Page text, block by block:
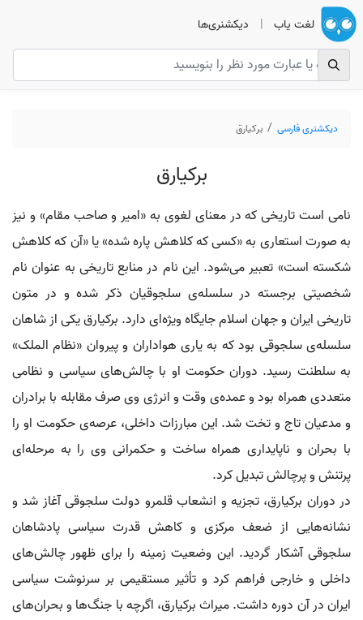
لغت یاب | دیکشنری‌ها
دیکشنری فارسی برکیارق
برکیارق
نامی است تاریخی که در معنای لغوی به «امیر و صاحب مقام» و نیز
به صورت استعاری به «کسی که کلاهش پاره شده» یا «آن که کلاهش
شکسته است» تعبیر می‌شود. این نام در منابع تاریخی به عنوان نام
شخصیتی برجسته در سلسله‌ی سلجوقیان ذکر شده و در متون
تاریخی ایران و جهان اسلام جایگاه ویژه‌ای دارد. برکیارق یکی از شاهان
سلسله‌ی سلجوقی بود که به یاری هواداران و پیروان «نظام الملک»
به سلطنت رسید. دوران حکومت او با چالش‌های سیاسی و نظامی
متعددی همراه بود و عمده‌ی وقت و انرژی وی صرف مقابله با برادران
و مدعیان تاج و تخت شد. این مبارزات داخلی، عرصه‌ی حکومت او را
با بحران و ناپایداری همراه ساخت و حکمرانی وی را به مرحله‌ای
پرتنش و پرچالش تبدیل کرد.
در دوران برکیارق، تجزیه و انشعاب قلمرو دولت سلجوقی آغاز شد و
نشانه‌هایی از ضعف مرکزی و کاهش قدرت سیاسی پادشاهان
سلجوقی آشکار گردید. این وضعیت زمینه را برای ظهور چالش‌های
داخلی و خارجی فراهم کرد و تأثیر مستقیمی بر سرنوشت سیاسی
ایران در آن دوره داشت. میراث برکیارق، اگرچه با جنگ‌ها و بحران‌های